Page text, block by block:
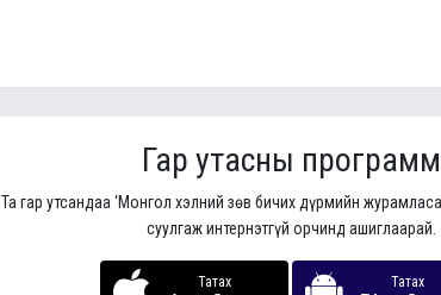
Гар утасны программ
Та гар утсандаа ‘Монгол хэлний зөв бичих дүрмийн
суулгаж интернэтгүй орчинд ашиглаарай.
Татах Татах